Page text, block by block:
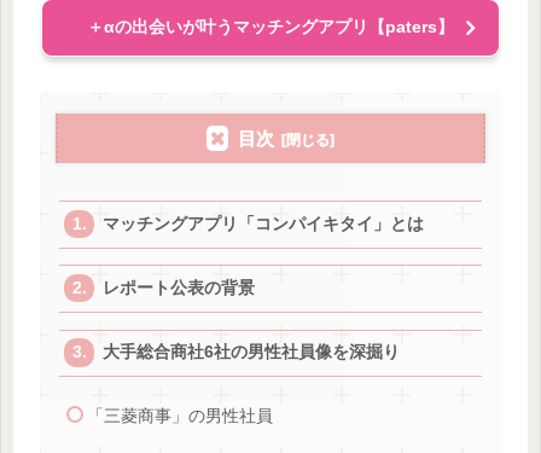
＋αの出会いが叶うマッチングアプリ【paters】
目次
マッチングアプリ「コンパイキタイ」とは
レポート公表の背景
大手総合商社6社の男性社員像を深掘り
「三菱商事」の男性社員